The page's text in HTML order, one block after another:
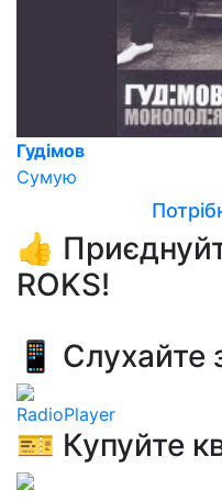
Гудiмов
Сумую
👍
ROKS!
📱 Слухайте
RadioPlayer
🎫 Купуйте